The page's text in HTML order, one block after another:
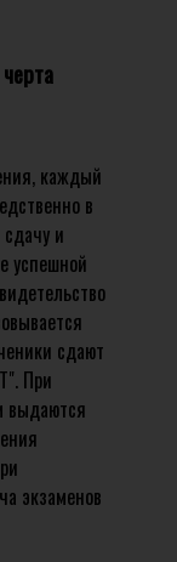
каждый
в
и
успешной
сдают
При
выдаются
экзаменов